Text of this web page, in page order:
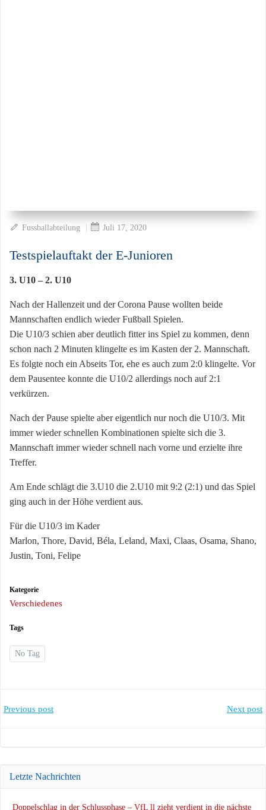
Fussballabteilung | Juli 17, 2020
Testspielauftakt der E-Junioren
3. U10 – 2. U10
Nach der Hallenzeit und der Corona Pause wollten beide
Mannschaften endlich wieder Fußball Spielen.
Die U10/3 schien aber deutlich fitter ins Spiel zu kommen, denn
schon nach 2 Minuten klingelte es im Kasten der 2. Mannschaft.
Es folgte noch ein Abseits Tor, ehe es auch zum 2:0 klingelte. Vor
dem Pausentee konnte die U10/2 allerdings noch auf 2:1
verkürzen.
Nach der Pause spielte aber eigentlich nur noch die U10/3. Mit
immer wieder schnellen Kombinationen spielte sich die 3.
Mannschaft immer wieder schnell nach vorne und erzielte ihre
Treffer.
Am Ende schlägt die 3.U10 die 2.U10 mit 9:2 (2:1) und das Spiel
ging auch in der Höhe verdient aus.
Für die U10/3 im Kader
Marlon, Thore, David, Béla, Leland, Maxi, Claas, Osama, Shano,
Justin, Toni, Felipe
Kategorie
Verschiedenes
Tags
No Tag
Post
Previous post Next post
Letzte Nachrichten
Doppelschlag in der Schlussphase – VfL ll zieht verdient in die nächste